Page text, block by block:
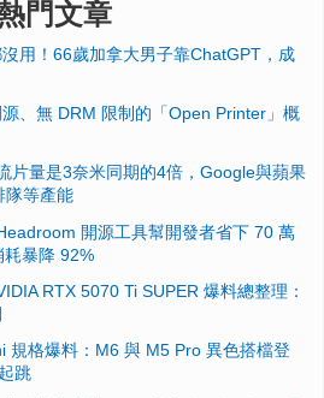
門文章
用！66歲加拿大男子靠ChatGPT，成
、無 DRM 限制的「Open Printer」概
片量是3奈米同期的4倍，Google與蘋果
隊等產能
開源工具幫開發者省下 70 萬
耗暴降 92%
RTX 5070 Ti SUPER 爆料總整理：
規格爆料：M6 與 M5 Pro 異色搭檔登
跳